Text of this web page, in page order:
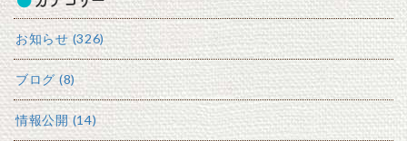
お知らせ (326)
ブログ (8)
情報公開 (14)